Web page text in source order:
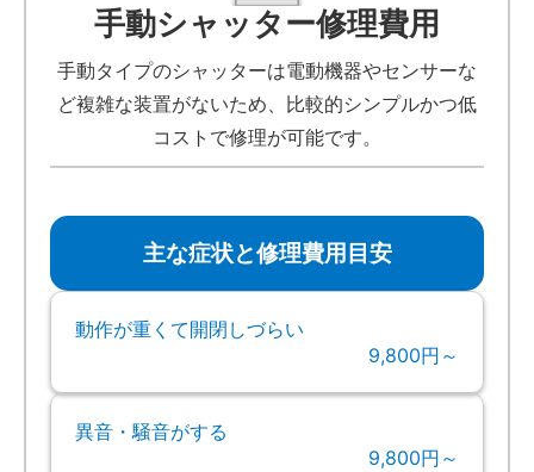
手動シャッター修理費用
手動タイプのシャッターは電動機器やセンサーな
ど複雑な装置がないため、比較的シンプルかつ低
コストで修理が可能です。
主な症状と修理費用目安
動作が重くて開閉しづらい
9,800円～
異音・騒音がする
9,800円～